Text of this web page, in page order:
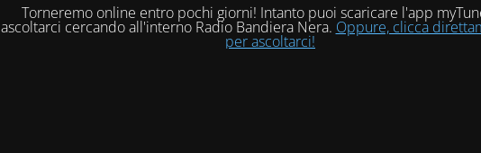
Torneremo online entro pochi giorni! Intanto puoi scaricare l'app
ascoltarci cercando all'interno Radio Bandiera Nera. Oppure, clicca
per ascoltarci!